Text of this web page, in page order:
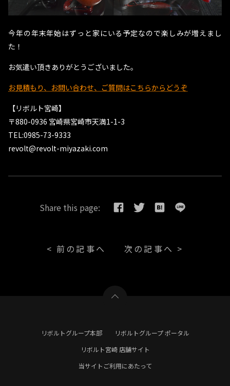
今年の年末年始はずっと家にいる予定なので楽しみが増えまし
た！
お気遣い頂きありがとうございました。
お見積もり、お問い合わせ、ご質問はこちらからどうぞ
【リボルト宮崎】
〒880-0936 宮崎県宮崎市天満1-1-3
TEL:0985-73-9333
revolt@revolt-miyazaki.com
Share this page:
< 前の記事へ 次の記事へ >
リボルトグループ本部
リボルトグループ ポータル
リボルト宮崎 店舗サイト
当サイトご利用にあたって